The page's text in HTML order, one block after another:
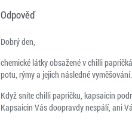
Odpověď
Dobrý den,
chemické látky obsažené v chilli
potu, rýmy a jejich následné vyměšování.
Když sníte chilli papričku, kapsaicin
Kapsaicin Vás doopravdy nespálí, ani